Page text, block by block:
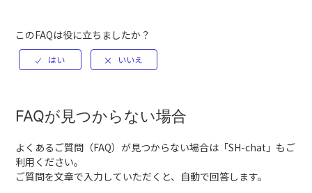
このFAQは役に立ちましたか？
FAQが見つからない場合
よくあるご質問（FAQ）が見つからない場合は「SH-chat 」もご
利用ください。
ご質問を文章で入力していただくと、自動で回答します。